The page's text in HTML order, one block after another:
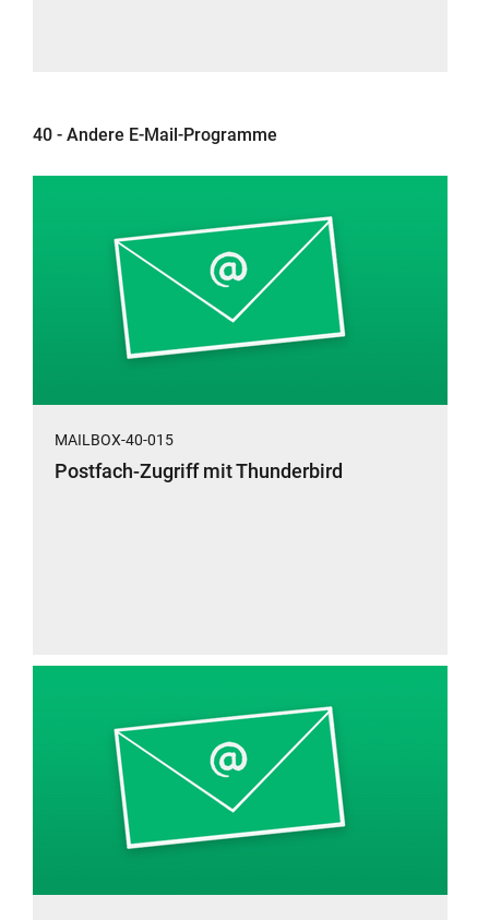
40 - Andere E-Mail-Programme
MAILBOX-40-015
Postfach-Zugriff mit Thunderbird